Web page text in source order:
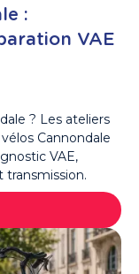
:
VAE
? Les ateliers
Cannondale
VAE,
transmission.